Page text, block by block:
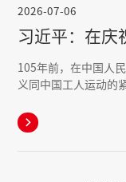
2026-07-06
105年前，在中国人
义同中国工人运动的
的中国开启了翻天覆
